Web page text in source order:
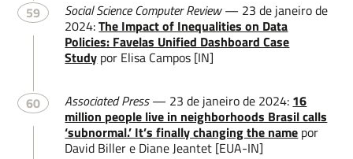
59 Social Science Computer Review— 23 de janeiro de
2024:The Impact of Inequalities on Data
Policies: Favelas Unified Dashboard Case
Study por Elisa Campos [IN]
60 Associated Press— 23 de janeiro de 2024: 16
million people live in neighborhoods Brasil calls
‘subnormal.’ It’s finally changing the name por
David Biller e Diane Jeantet [EUA-IN]